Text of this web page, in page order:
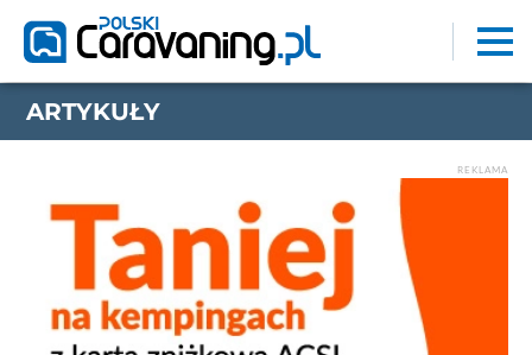
ARTYKUŁY
REKLAMA